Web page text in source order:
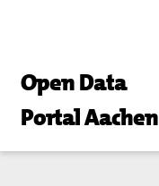
Open Data
Portal Aachen